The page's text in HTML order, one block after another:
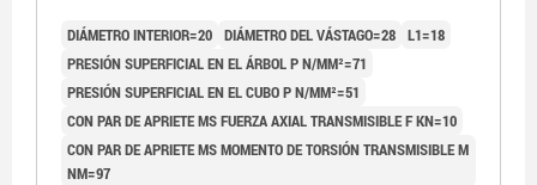
DIÁMETRO INTERIOR=20 DIÁMETRO DEL VÁSTAGO=28 L1=18
PRESIÓN SUPERFICIAL EN EL ÁRBOL P N/MM²=71
PRESIÓN SUPERFICIAL EN EL CUBO P N/MM²=51
CON PAR DE APRIETE MS FUERZA AXIAL TRANSMISIBLE F KN=10
CON PAR DE APRIETE MS MOMENTO DE TORSIÓN TRANSMISIBLE M
NM=97